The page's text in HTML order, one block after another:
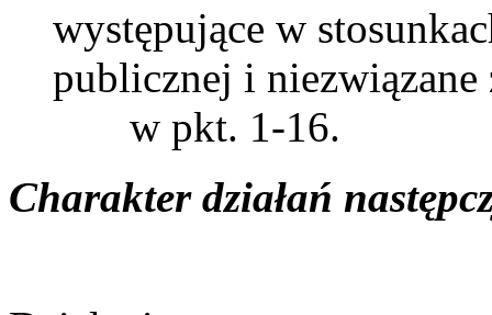
występujące w
publicznej i
w pkt. 1-16.
Charakter działań